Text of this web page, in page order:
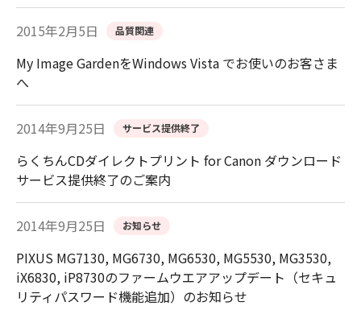
2015年2月5日 品質関連
My Image GardenをWindows Vista でお使いのお客さま
へ
2014年9月25日 サービス提供終了
らくちんCDダイレクトプリント for Canon ダウンロード
サービス提供終了のご案内
2014年9月25日 お知らせ
PIXUS MG7130, MG6730, MG6530, MG5530, MG3530,
iX6830, iP8730のファームウエアアップデート（セキュ
リティパスワード機能追加）のお知らせ